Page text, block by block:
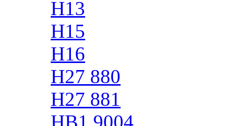
H13
H15
H16
H27 880
H27 881
HB1 9004